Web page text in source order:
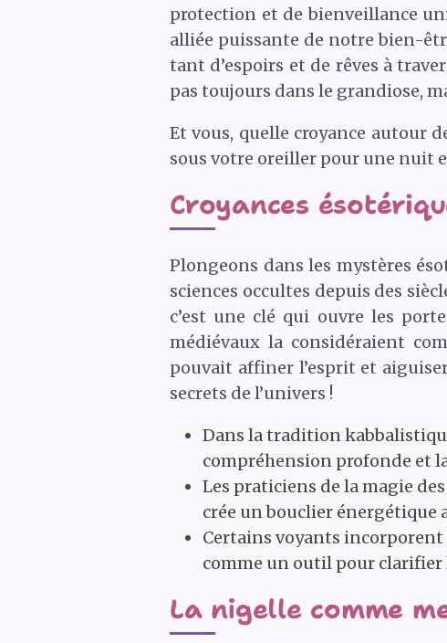
protection et de bienveillance
alliée puissante de notre bien-
tant d’espoirs et de rêves à
pas toujours dans le grandiose,
Et vous, quelle croyance autour
sous votre oreiller pour une nuit
Croyances
Plongeons dans les mystères
sciences occultes depuis des
c’est une clé qui ouvre les
médiévaux la considéraient
pouvait affiner l’esprit et
secrets de l’univers !
Dans la tradition
compréhension profonde et
Les praticiens de la magie
crée un bouclier énergétique
Certains voyants
comme un outil pour clarifier
La nigelle comme